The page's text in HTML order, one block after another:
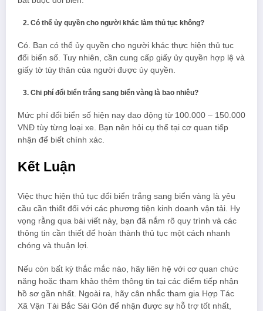
Có thể ủy quyền cho người khác làm thủ tục không?
Có. Bạn có thể ủy quyền cho người khác thực hiện thủ tục
đổi biển số. Tuy nhiên, cần cung cấp giấy ủy quyền hợp lệ và
giấy tờ tùy thân của người được ủy quyền.
Chi phí đổi biển trắng sang biển vàng là bao nhiêu?
Mức phí đổi biển số hiện nay dao động từ 100.000 – 150.000
VNĐ tùy từng loại xe. Bạn nên hỏi cụ thể tại cơ quan tiếp
nhận để biết chính xác.
Kết Luận
Việc thực hiện thủ tục đổi biển trắng sang biển vàng là yêu
cầu cần thiết đối với các phương tiện kinh doanh vận tải. Hy
vọng rằng qua bài viết này, bạn đã nắm rõ quy trình và các
thông tin cần thiết để hoàn thành thủ tục một cách nhanh
chóng và thuận lợi.
Nếu còn bất kỳ thắc mắc nào, hãy liên hệ với cơ quan chức
năng hoặc tham khảo thêm thông tin tại các điểm tiếp nhận
hồ sơ gần nhất. Ngoài ra, hãy cân nhắc tham gia Hợp Tác
Xã Vận Tải Bắc Sài Gòn để nhận được sự hỗ trợ tốt nhất,